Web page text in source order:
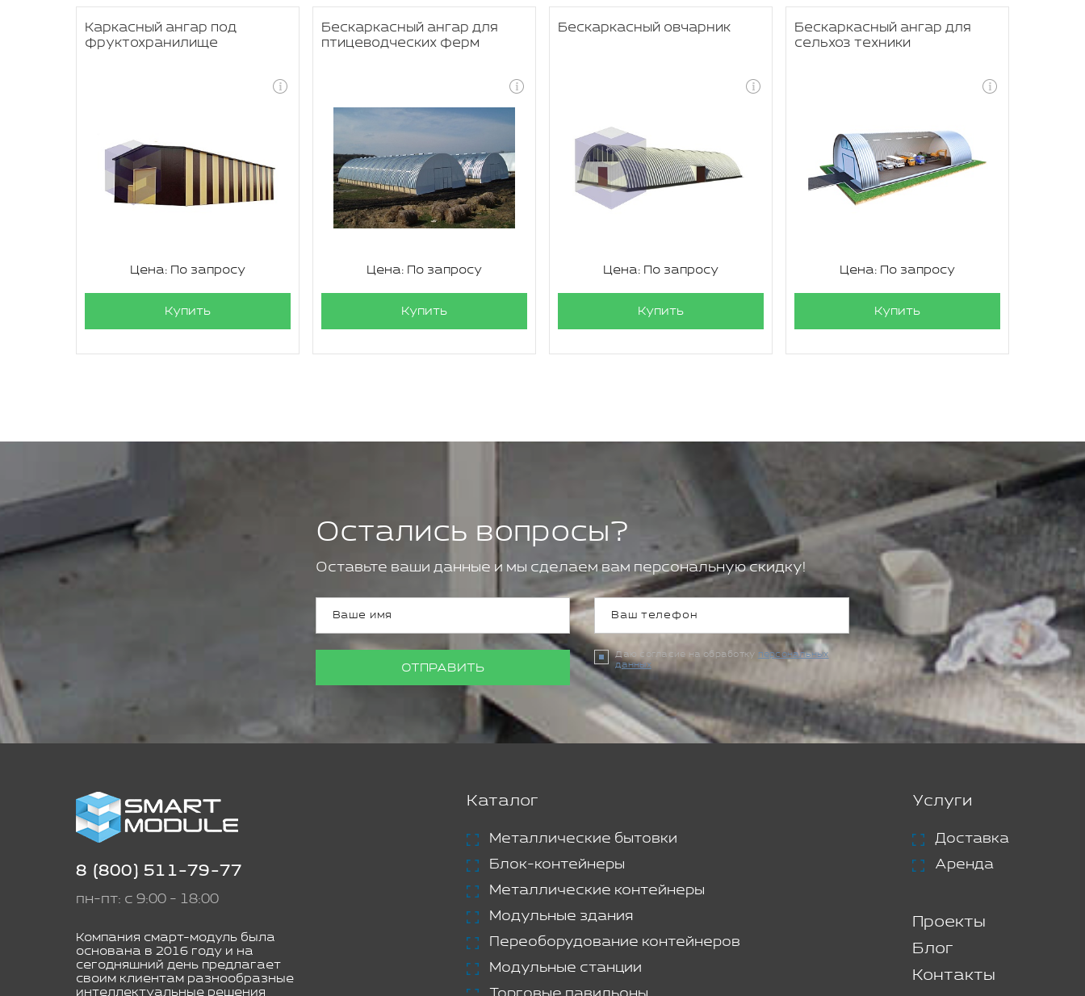
Каркасный ангар под
фруктохранилище
Цена: По запросу
Купить
Бескаркасный ангар для
птицеводческих ферм
Цена: По запросу
Купить
Бескаркасный овчарник
Цена: По запросу
Купить
Бескаркасный ангар для
сельхоз техники
Цена: По запросу
Купить
Остались вопросы?
Оставьте ваши данные и мы сделаем вам персональную скидку!
ОТПРАВИТЬ
Даю согласие на обработку персональных
данных
8 (800) 511-79-77
пн-пт: с 9:00 - 18:00
Компания смарт-модуль была
основана в 2016 году и на
сегодняшний день предлагает
своим клиентам разнообразные
интеллектуальные решения
Каталог
Металлические бытовки
Блок-контейнеры
Металлические контейнеры
Модульные здания
Переоборудование контейнеров
Модульные станции
Услуги
Доставка
Аренда
Проекты
Блог
Контакты